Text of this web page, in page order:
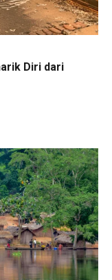
Diri dari